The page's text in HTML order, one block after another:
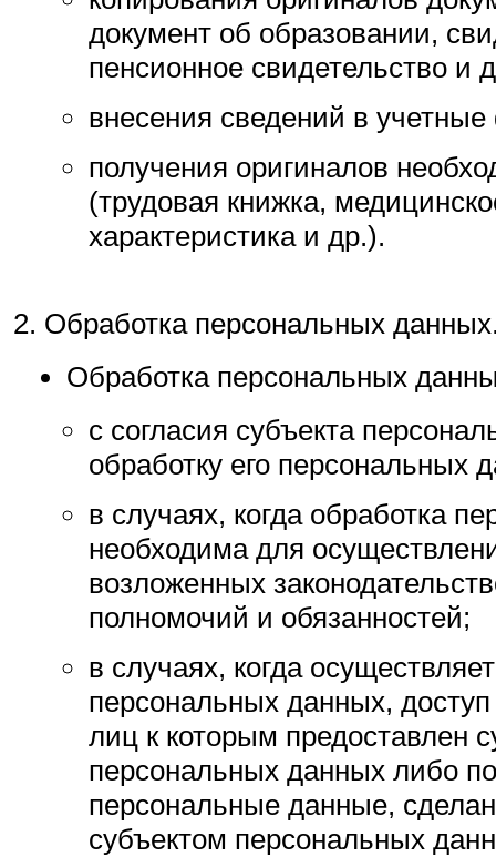
документ об образовании,
пенсионное свидетельство и
внесения сведений в
получения оригиналов
(трудовая книжка,
характеристика и др.).
Обработка персональных
Обработка персональных
с согласия субъекта
обработку его персональных
в случаях, когда обработка
необходима для
возложенных
полномочий и обязанностей;
в случаях, когда
персональных данных, доступ
лиц к которым предоставлен
персональных данных либо
персональные данные,
субъектом персональных